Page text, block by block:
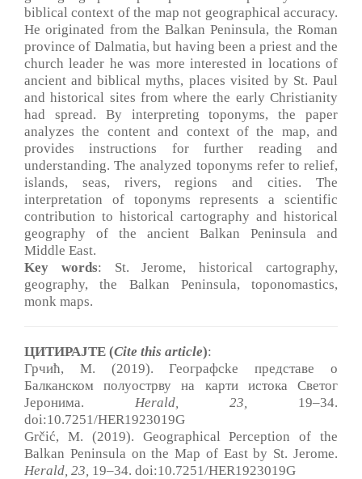
biblical context of the map not geographical accuracy.
He originated from the Balkan Peninsula, the Roman
province of Dalmatia, but having been a priest and the
church leader he was more interested in locations of
ancient and biblical myths, places visited by St. Paul
and historical sites from where the early Christianity
had spread. By interpreting toponyms, the paper
analyzes the content and context of the map, and
provides instructions for further reading and
understanding. The analyzed toponyms refer to relief,
islands, seas, rivers, regions and cities. The
interpretation of toponyms represents a scientific
contribution to historical cartography and historical
geography of the ancient Balkan Peninsula and
Middle East.
Key words: St. Jerome, historical cartography,
geography, the Balkan Peninsula, toponomastics,
monk maps.
ЦИТИРАЈТЕ (Cite this article):
Грчић, М. (2019). Географсkе представе о
Балканском полуострву на карти истока Светог
Јеронима. Herald, 23, 19‒34.
doi:10.7251/HER1923019G
Grčić, M. (2019). Geographical Perception of the
Balkan Peninsula on the Map of East by St. Jerome.
Herald, 23, 19‒34. doi:10.7251/HER1923019G